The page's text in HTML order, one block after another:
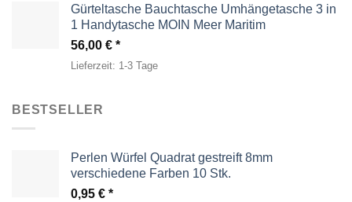
Gürteltasche Bauchtasche Umhängetasche 3 in
1 Handytasche MOIN Meer Maritim
56,00 €
Lieferzeit: 1-3 Tage
BESTSELLER
Perlen Würfel Quadrat gestreift 8mm
verschiedene Farben 10 Stk.
0,95 €